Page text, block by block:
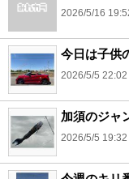
2026/5/16
今日は子供
2026/5/5 22:02
加須のジャ
2026/5/5 19:32